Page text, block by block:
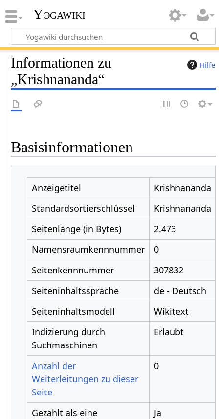
Yogawiki
Hilfe
Informationen zu
„Krishnananda“
Basisinformationen
Anzeigetitel
Krishnananda
Standardsortierschlüssel
Krishnananda
Seitenlänge (in Bytes)
2.473
Namensraumkennnummer
0
Seitenkennnummer
307832
Seiteninhaltssprache
de - Deutsch
Seiteninhaltsmodell
Wikitext
Indizierung durch
Suchmaschinen
Erlaubt
Anzahl der
Weiterleitungen zu dieser
Seite
0
Gezählt als eine
Ja